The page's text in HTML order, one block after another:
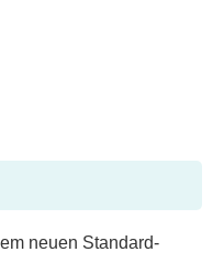
neuen Standard-